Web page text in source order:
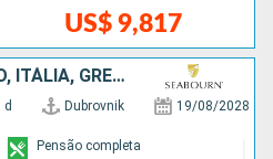
US$ 9,817
CROÁCIA, MONTENEGRO, ITÁLIA, GRÉCIA, TURQUIA
d Dubrovnik 19/08/2028
Pensão completa